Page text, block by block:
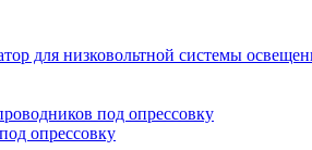
для низковольтной системы
под опрессовку
опрессовку